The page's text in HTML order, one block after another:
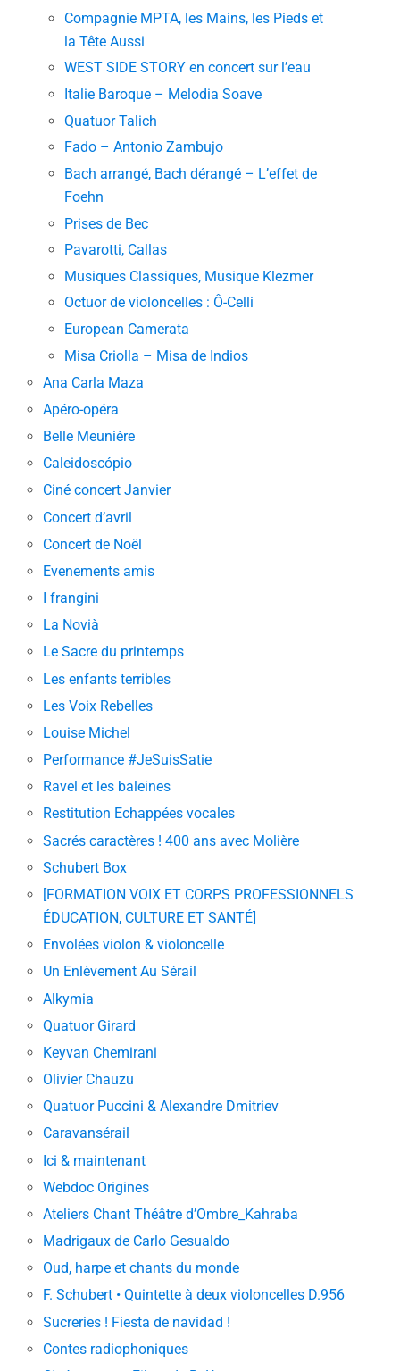
Compagnie MPTA, les Mains, les Pieds et
la Tête Aussi
WEST SIDE STORY en concert sur l’eau
Italie Baroque – Melodia Soave
Quatuor Talich
Fado – Antonio Zambujo
Bach arrangé, Bach dérangé – L’effet de
Foehn
Prises de Bec
Pavarotti, Callas
Musiques Classiques, Musique Klezmer
Octuor de violoncelles : Ô-Celli
European Camerata
Misa Criolla – Misa de Indios
Ana Carla Maza
Apéro-opéra
Belle Meunière
Caleidoscópio
Ciné concert Janvier
Concert d’avril
Concert de Noël
Evenements amis
I frangini
La Novià
Le Sacre du printemps
Les enfants terribles
Les Voix Rebelles
Louise Michel
Performance #JeSuisSatie
Ravel et les baleines
Restitution Echappées vocales
Sacrés caractères ! 400 ans avec Molière
Schubert Box
[FORMATION VOIX ET CORPS PROFESSIONNELS
ÉDUCATION, CULTURE ET SANTÉ]
Envolées violon & violoncelle
Un Enlèvement Au Sérail
Alkymia
Quatuor Girard
Keyvan Chemirani
Olivier Chauzu
Quatuor Puccini & Alexandre Dmitriev
Caravansérail
Ici & maintenant
Webdoc Origines
Ateliers Chant Théâtre d’Ombre_Kahraba
Madrigaux de Carlo Gesualdo
Oud, harpe et chants du monde
F. Schubert • Quintette à deux violoncelles D.956
Sucreries ! Fiesta de navidad !
Contes radiophoniques